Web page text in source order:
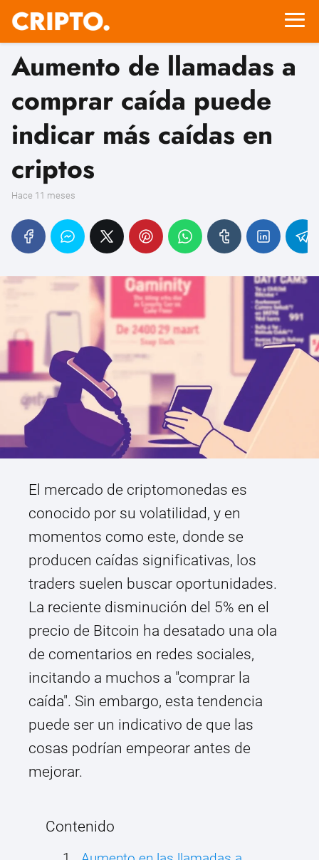
Aumento de llamadas a
comprar caída puede
indicar más caídas en
criptos
hace 11 meses
El mercado de criptomonedas es
conocido por su volatilidad, y en
momentos como este, donde se
producen caídas significativas, los
traders suelen buscar oportunidades.
La reciente disminución del 5% en el
precio de Bitcoin ha desatado una ola
de comentarios en redes sociales,
incitando a muchos a "comprar la
caída". Sin embargo, esta tendencia
puede ser un indicativo de que las
cosas podrían empeorar antes de
mejorar.
Contenido